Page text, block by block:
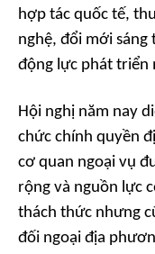
hợp tác quốc tế,
nghệ, đổi mới sáng
động lực phát triển
Hội nghị năm nay
chức chính quyền
cơ quan ngoại vụ
rộng và nguồn lực
thách thức nhưng
đối ngoại địa